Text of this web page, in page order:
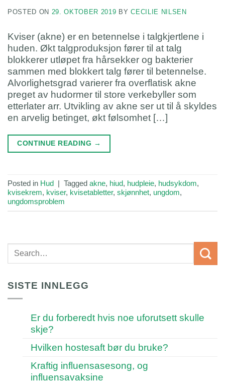
POSTED ON 29. OKTOBER 2019 BYCECILIE NILSEN
Kviser (akne) er en betennelse i talgkjertlene i
huden. Økt talgproduksjon fører til at talg
blokkerer utløpet fra hårsekker og bakterier
sammen med blokkert talg fører til betennelse.
Alvorlighetsgrad varierer fra overflatisk akne
preget av hudormer til store verkebyller som
etterlater arr. Utvikling av akne ser ut til å skyldes
en arvelig betinget, økt følsomhet […]
CONTINUE READING →
Posted in Hud | Tagged akne, hiud, hudpleie, hudsykdom,
kvisekrem, kviser, kvisetabletter, skjønnhet, ungdom,
ungdomsproblem
SISTE INNLEGG
Er du forberedt hvis noe uforutsett skulle
skje?
Hvilken hostesaft bør du bruke?
Kraftig influensasesong, og
influensavaksine